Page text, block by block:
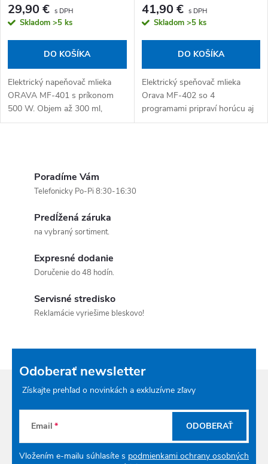
29,90 €
Skladom >5 ks
DO KOŠÍKA
Elektrický napeňovač mlieka
ORAVA MF-401 s príkonom
500 W. Objem až 300 ml,
odnímateľný podstavec,
41,90 €
Skladom >5 ks
DO KOŠÍKA
Elektrický speňovač mlieka
Orava MF-402 so 4
programami pripraví horúcu aj
studenú mliečnu penu, ohrieje
Poradíme Vám
Telefonicky Po-Pi 8:30-16:30
Predĺžená záruka
na vybraný sortiment.
Expresné dodanie
Doručenie do 48 hodín.
Servisné stredisko
Reklamácie vyriešime bleskovo!
Odoberať newsletter
Získajte prehľad o novinkách a exkluzívne zľavy
Email
Vložením e-mailu súhlasíte s podmienkami ochrany osobných
ODOBERAŤ